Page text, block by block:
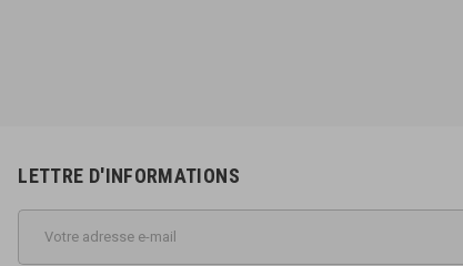
LETTRE D'INFORMATIONS